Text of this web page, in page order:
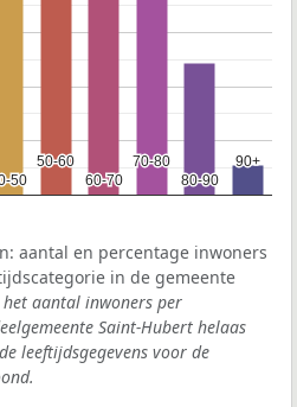
50
50
50-60
50-60
60-70
60-70
70-80
70-80
80-90
80-90
90+
90+
aantal en percentage inwoners
in de gemeente
het aantal inwoners per
Saint-Hubert helaas
leeftijdsgegevens voor de